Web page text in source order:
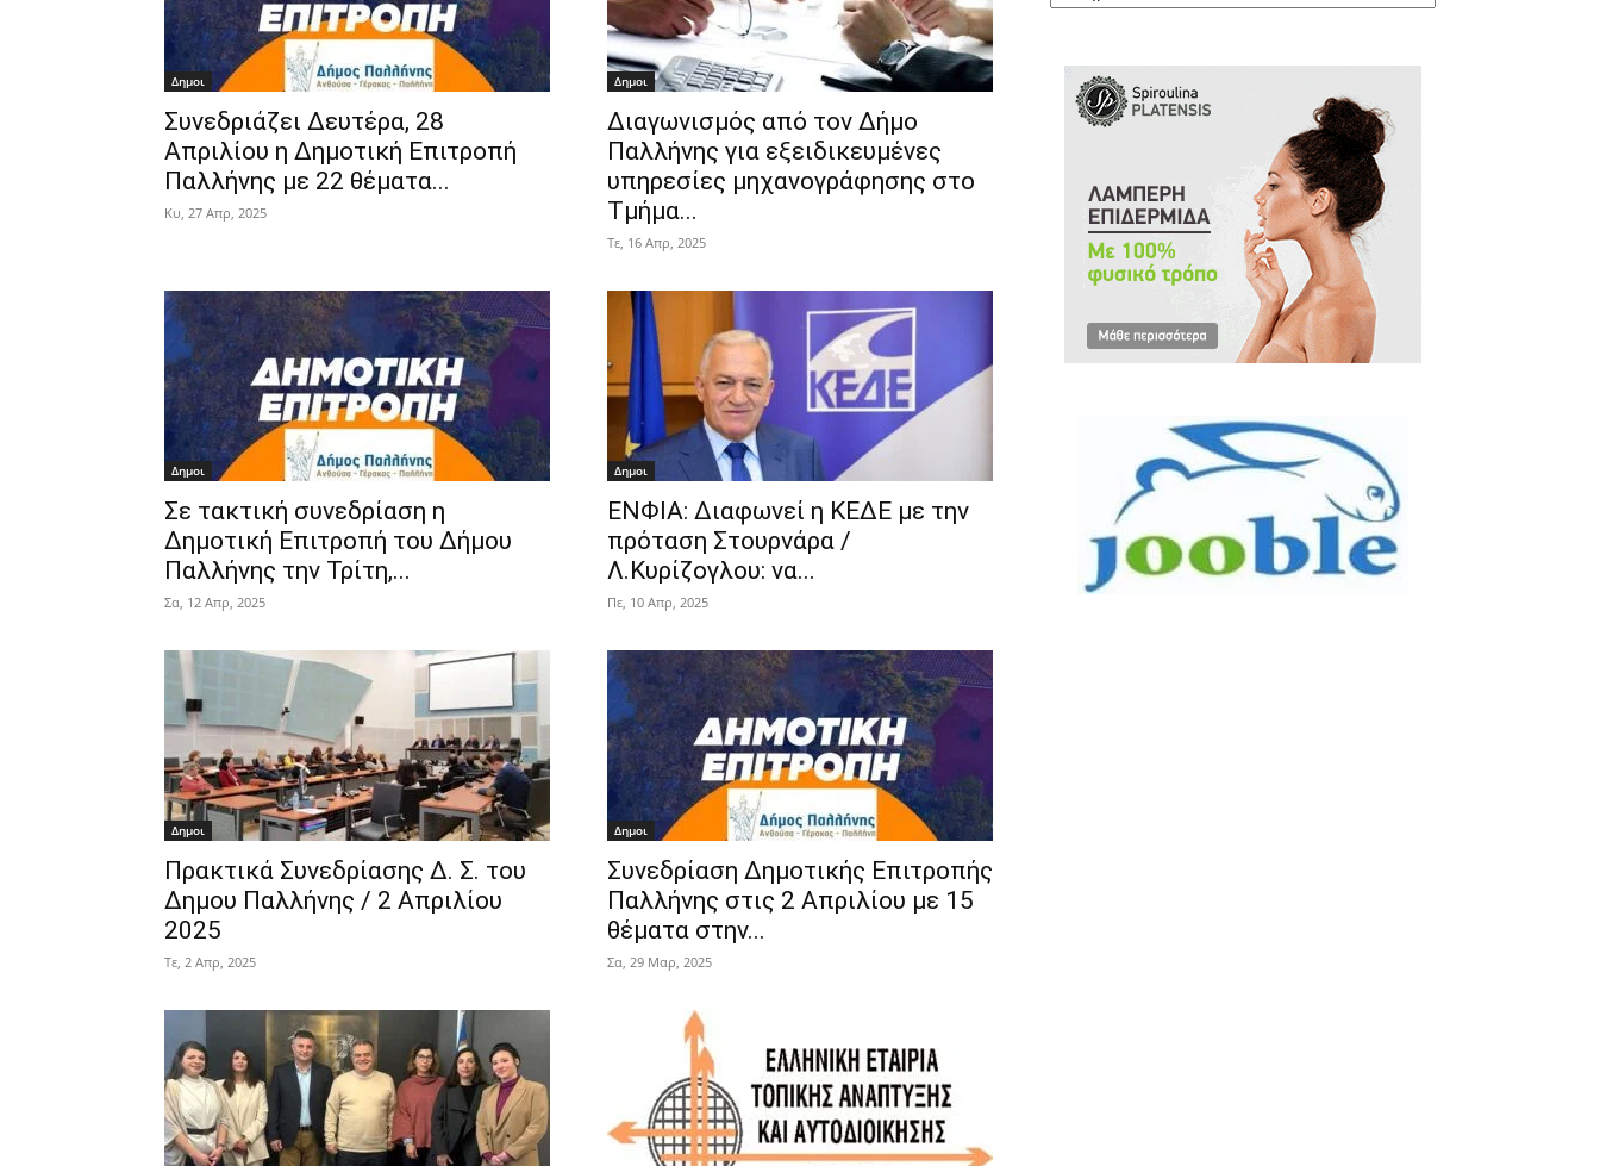
Δημοι
Συνεδριάζει Δευτέρα, 28
Απριλίου η Δημοτική Επιτροπή
Παλλήνης με 22 θέματα...
Κυ, 27 Απρ, 2025
Δημοι
Διαγωνισμός από τον Δήμο
Παλλήνης για εξειδικευμένες
υπηρεσίες μηχανογράφησης στο
Τμήμα...
Τε, 16 Απρ, 2025
Δημοι
Σε τακτική συνεδρίαση η
Δημοτική Επιτροπή του Δήμου
Παλλήνης την Τρίτη,...
Σα, 12 Απρ, 2025
Δημοι
ΕΝΦΙΑ: Διαφωνεί η ΚΕΔΕ με την
πρόταση Στουρνάρα /
Λ.Κυρίζογλου: να...
Πε, 10 Απρ, 2025
Δημοι
Πρακτικά Συνεδρίασης Δ. Σ. του
Δημου Παλλήνης / 2 Απριλίου
2025
Τε, 2 Απρ, 2025
Δημοι
Συνεδρίαση Δημοτικής Επιτροπής
Παλλήνης στις 2 Απριλίου με 15
θέματα στην...
Σα, 29 Μαρ, 2025